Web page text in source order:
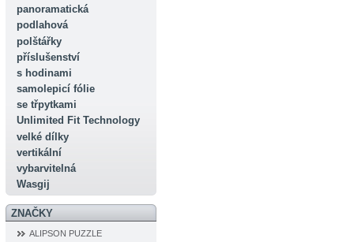
panoramatická
podlahová
polštářky
příslušenství
s hodinami
samolepicí fólie
se třpytkami
Unlimited Fit Technology
velké dílky
vertikální
vybarvitelná
Wasgij
ZNAČKY
ALIPSON PUZZLE